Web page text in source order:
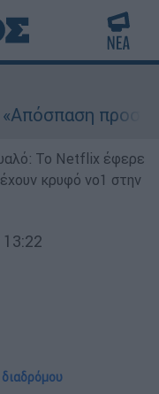
προσοχής
Το Netflix έφερε
κρυφό νο1 στην